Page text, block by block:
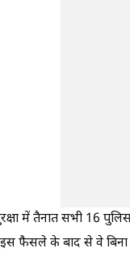
में तैनात सभी 16
फैसले के बाद से वे